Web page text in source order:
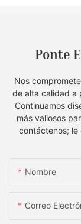
Ponte
Nos
de alta calidad a
Continuamos
más valiosos
contáctenos; le
Nombre
Correo